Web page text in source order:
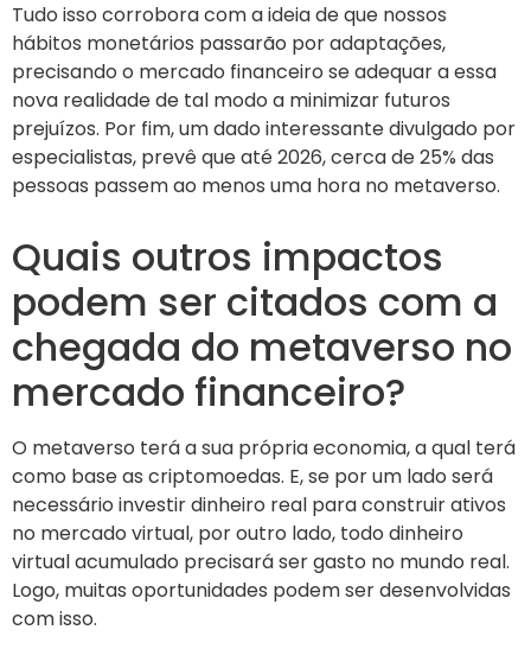
Tudo isso corrobora com a ideia de que nossos
hábitos monetários passarão por adaptações,
precisando o mercado financeiro se adequar a essa
nova realidade de tal modo a minimizar futuros
prejuízos. Por fim, um dado interessante divulgado por
especialistas, prevê que até 2026, cerca de 25% das
pessoas passem ao menos uma hora no metaverso.
Quais outros impactos
podem ser citados com a
chegada do metaverso no
mercado financeiro?
O metaverso terá a sua própria economia, a qual terá
como base as criptomoedas. E, se por um lado será
necessário investir dinheiro real para construir ativos
no mercado virtual, por outro lado, todo dinheiro
virtual acumulado precisará ser gasto no mundo real.
Logo, muitas oportunidades podem ser desenvolvidas
com isso.